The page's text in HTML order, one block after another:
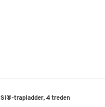
trapladder, 4 treden